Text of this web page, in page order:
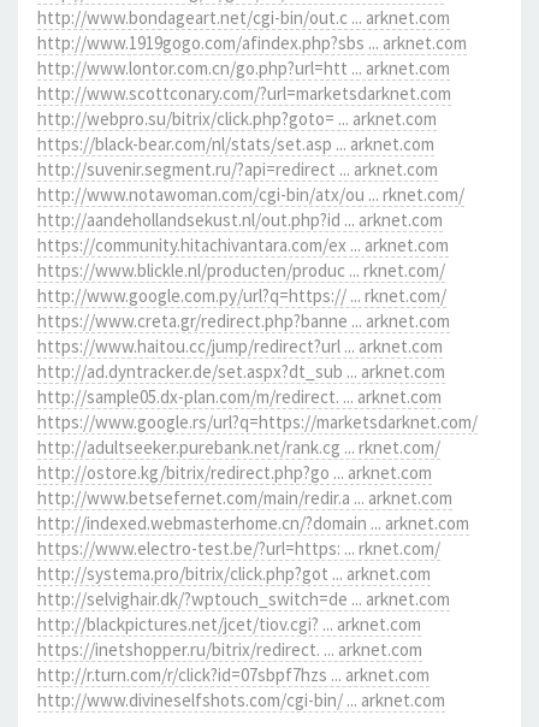
http://www.bondageart.net/cgi-bin/out.c ... arknet.com
http://www.1919gogo.com/afindex.php?sbs ... arknet.com
http://www.lontor.com.cn/go.php?url=htt ... arknet.com
http://www.scottconary.com/?url=marketsdarknet.com
http://webpro.su/bitrix/click.php?goto= ... arknet.com
https://black-bear.com/nl/stats/set.asp ... arknet.com
http://suvenir.segment.ru/?api=redirect ... arknet.com
http://www.notawoman.com/cgi-bin/atx/ou ... rknet.com/
http://aandehollandsekust.nl/out.php?id ... arknet.com
https://community.hitachivantara.com/ex ... arknet.com
https://www.blickle.nl/producten/produc ... rknet.com/
http://www.google.com.py/url?q=https:// ... rknet.com/
https://www.creta.gr/redirect.php?banne ... arknet.com
https://www.haitou.cc/jump/redirect?url ... arknet.com
http://ad.dyntracker.de/set.aspx?dt_sub ... arknet.com
http://sample05.dx-plan.com/m/redirect. ... arknet.com
https://www.google.rs/url?q=https://marketsdarknet.com/
http://adultseeker.purebank.net/rank.cg ... rknet.com/
http://ostore.kg/bitrix/redirect.php?go ... arknet.com
http://www.betsefernet.com/main/redir.a ... arknet.com
http://indexed.webmasterhome.cn/?domain ... arknet.com
https://www.electro-test.be/?url=https: ... rknet.com/
http://systema.pro/bitrix/click.php?got ... arknet.com
http://selvighair.dk/?wptouch_switch=de ... arknet.com
http://blackpictures.net/jcet/tiov.cgi? ... arknet.com
https://inetshopper.ru/bitrix/redirect. ... arknet.com
http://r.turn.com/r/click?id=07sbpf7hzs ... arknet.com
http://www.divineselfshots.com/cgi-bin/ ... arknet.com